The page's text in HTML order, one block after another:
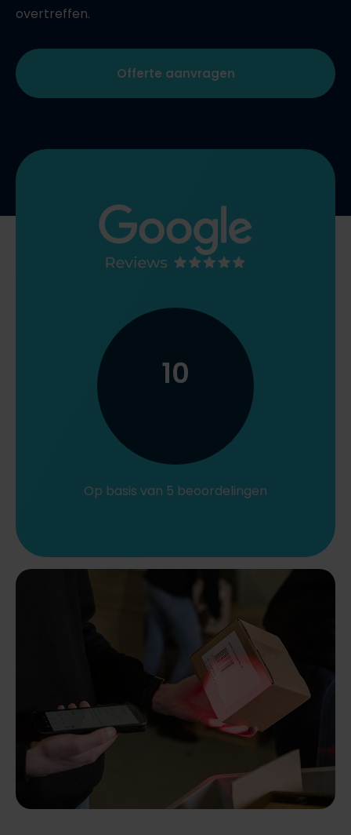
overtreffen.
Offerte aanvragen
10
Op basis van 5 beoordelingen